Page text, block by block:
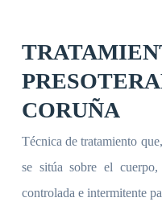
CORUÑA
Técnica de tratamiento
se sitúa sobre el
controlada e intermitente